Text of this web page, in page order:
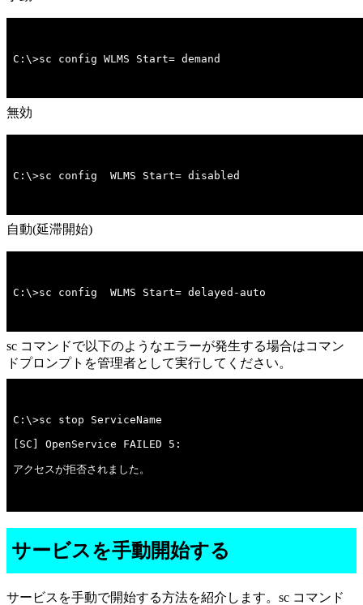
C:\>sc config WLMS Start= demand
無効
C:\>sc config  WLMS Start= disabled
自動(延滞開始)
C:\>sc config  WLMS Start= delayed-auto
sc コマンドで以下のようなエラーが発生する場合はコマン
ドプロンプトを管理者として実行してください。
アクセスが拒否されました。
サービスを手動開始する
サービスを手動で開始する方法を紹介します。sc コマンド